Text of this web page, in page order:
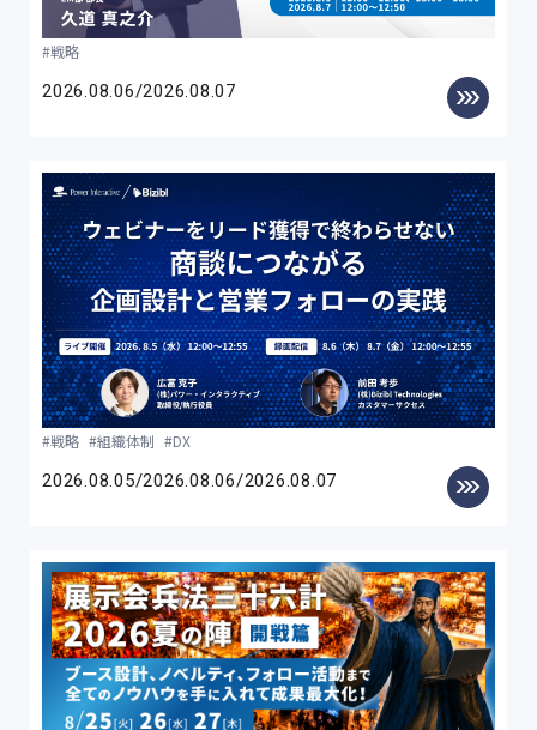
戦略
2026.08.06/2026.08.07
戦略 組織体制 DX
2026.08.05/2026.08.06/2026.08.07